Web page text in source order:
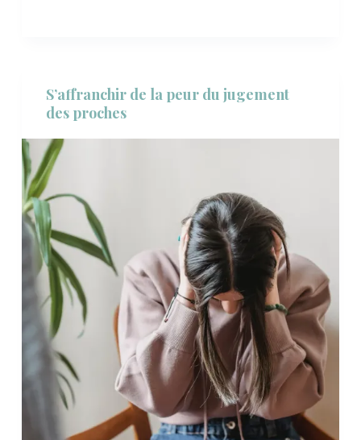
S’affranchir de la peur du jugement
des proches